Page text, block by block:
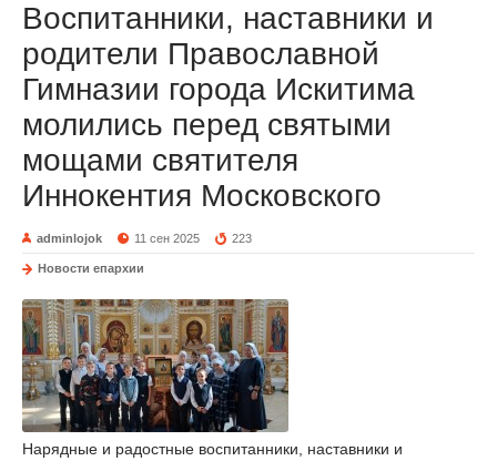
Воспитанники, наставники и
родители Православной
Гимназии города Искитима
молились перед святыми
мощами святителя
Иннокентия Московского
adminlojok 11 сен 2025 223
Новости епархии
Нарядные и радостные воспитанники, наставники и